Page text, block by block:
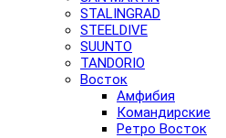
STALINGRAD
STEELDIVE
SUUNTO
TANDORIO
Восток
Амфибия
Командирские
Ретро Восток